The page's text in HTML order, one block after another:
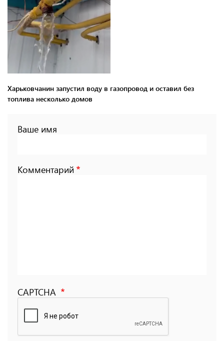
Харьковчанин запустил воду в газопровод и оставил без
топлива несколько домов
Ваше имя
Комментарий
CAPTCHA